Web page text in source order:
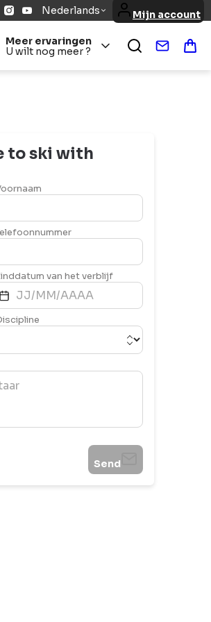
Nederlands Mijn account
Meer ervaringen
U wilt nog meer ?
to ski with
van het verblijf
Send